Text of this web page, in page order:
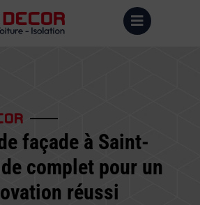
façade à Saint-
complet pour un
réussi